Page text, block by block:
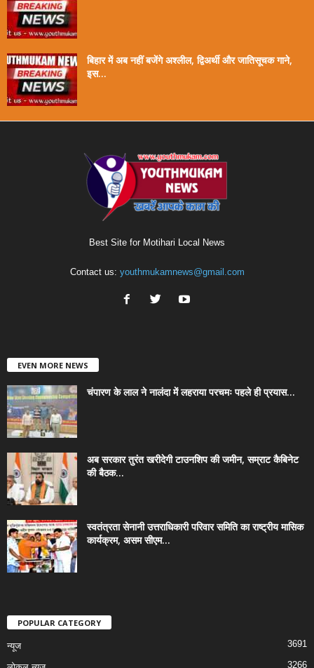
बिहार में अब नहीं बजेंगे अश्लील, द्विअर्थी और जातिसूचक गाने,
इस...
Best Site for Motihari Local News
Contact us: youthmukamnews@gmail.com
EVEN MORE NEWS
चंपारण के लाल ने नालंदा में लहराया परचमः पहले ही प्रयास...
अब सरकार तुरंत खरीदेगी टाउनशिप की जमीन, सम्राट कैबिनेट
की बैठक...
स्वतंत्रता सेनानी उत्तराधिकारी परिवार समिति का राष्ट्रीय मासिक
कार्यक्रम, असम सीएम...
POPULAR CATEGORY
न्यूज 3691
3266